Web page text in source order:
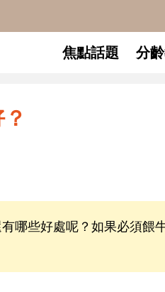
焦點話題 分
哪些好處呢？如果必須餵